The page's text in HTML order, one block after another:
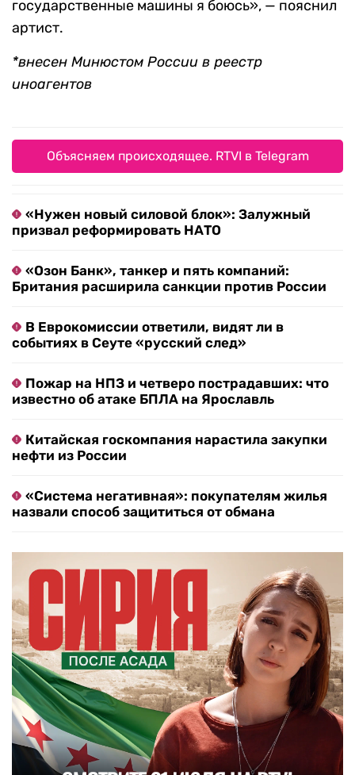
государственные машины я боюсь», — пояснил
артист.
*внесен Минюстом России в реестр
иноагентов
Объясняем происходящее. RTVI в Telegram
«Нужен новый силовой блок»: Залужный
призвал реформировать НАТО
«Озон Банк», танкер и пять компаний:
Британия расширила санкции против России
В Еврокомиссии ответили, видят ли в
событиях в Сеуте «русский след»
Пожар на НПЗ и четверо пострадавших: что
известно об атаке БПЛА на Ярославль
Китайская госкомпания нарастила закупки
нефти из России
«Система негативная»: покупателям жилья
назвали способ защититься от обмана